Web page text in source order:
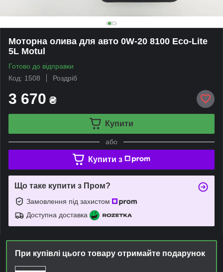
Моторна олива для авто 0W-20 8100 Eco-Lite
5L Motul
Готово до відправки
Код: 1508
Роздріб
3 670 ₴
Купити
або
Купити з
Що таке купити з Пром?
Замовлення під захистом
Доступна доставка
При купівлі цього товару отримайте подарунок